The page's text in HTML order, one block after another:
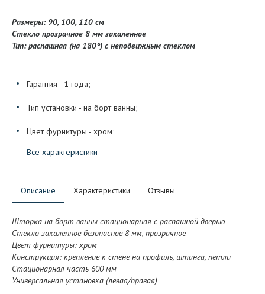
Размеры: 90, 100, 110 см
Стекло прозрачное 8 мм закаленное
Тип: распашная (на 180°) с неподвижным стеклом
Гарантия - 1 года;
Тип установки - на борт ванны;
Цвет фурнитуры - хром;
Все характеристики
Описание Характеристики Отзывы
Шторка на борт ванны стационарная с распашной дверью
Стекло закаленное безопасное 8 мм, прозрачное
Цвет фурнитуры: хром
Конструкция: крепление к стене на профиль, штанга, петли
Стационарная часть 600 мм
Универсальная установка (левая/правая)